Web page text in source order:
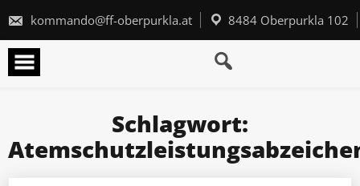
to
content
kommando@ff-oberpurkla.at 8484 Oberpurkla 102
Schlagwort: